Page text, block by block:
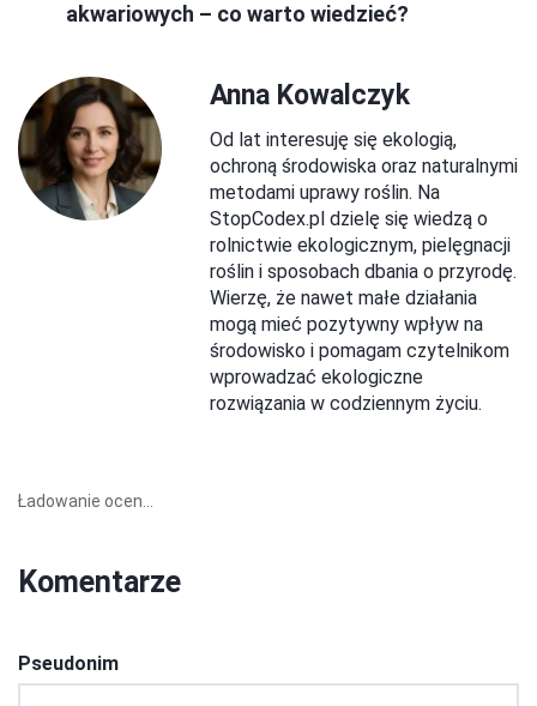
akwariowych – co warto wiedzieć?
Anna Kowalczyk
Od lat interesuję się ekologią,
ochroną środowiska oraz naturalnymi
metodami uprawy roślin. Na
StopCodex.pl dzielę się wiedzą o
rolnictwie ekologicznym, pielęgnacji
roślin i sposobach dbania o przyrodę.
Wierzę, że nawet małe działania
mogą mieć pozytywny wpływ na
środowisko i pomagam czytelnikom
wprowadzać ekologiczne
rozwiązania w codziennym życiu.
Ładowanie ocen...
Komentarze
Pseudonim